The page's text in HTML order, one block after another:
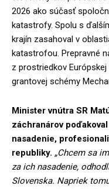
2026 ako súčasť
katastrofy. Spolu s
krajín zasahoval v
katastrofou. Prepravné
z prostriedkov
grantovej schémy
Minister vnútra SR
záchranárov
nasadenie,
republiky. „Chcem sa
za ich nasadenie,
Slovenska. Napriek